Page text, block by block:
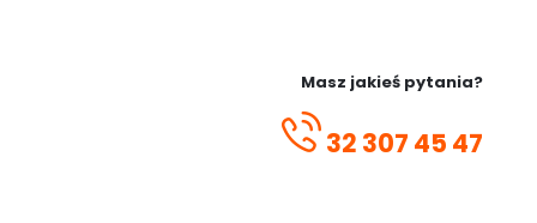
Masz jakieś pytania?
32 307 45 47